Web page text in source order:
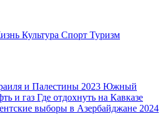
Культура Спорт Туризм
и Палестины 2023 Южный
и газ Где отдохнуть на Кавказе
выборы в Азербайджане 2024